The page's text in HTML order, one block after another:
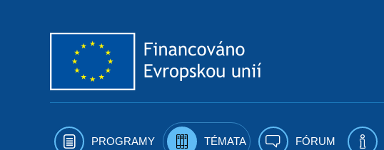
PROGRAMY TÉMATA FÓRUM